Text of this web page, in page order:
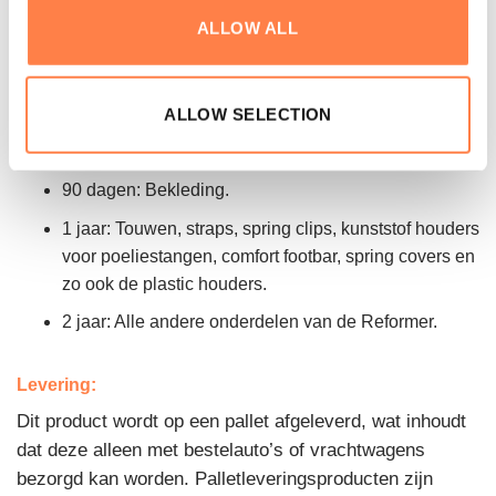
ALLOW ALL
ALLOW SELECTION
Inclusief beperkte levenslange garantie: Aluminium
laswerk, standaard gearbar maar ook de
footbarmechanismen (exclusief rubberen footbar).
90 dagen: Bekleding.
1 jaar: Touwen, straps, spring clips, kunststof houders
voor poeliestangen, comfort footbar, spring covers en
zo ook de plastic houders.
2 jaar: Alle andere onderdelen van de Reformer.
Levering:
Dit product wordt op een pallet afgeleverd, wat inhoudt
dat deze alleen met bestelauto’s of vrachtwagens
bezorgd kan worden. Palletleveringsproducten zijn